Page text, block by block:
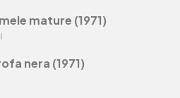
mature (1971)
nera (1971)